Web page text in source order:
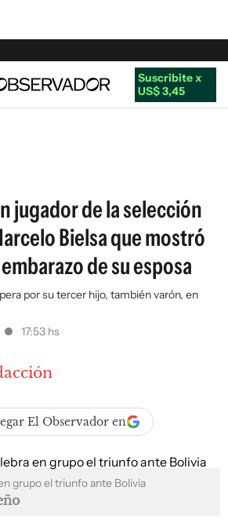
Suscribite x
US$ 3,45
jugador de la selección
Bielsa que mostró
de su esposa
por su tercer hijo, también varón, en
17:53 hs
El Observador en
grupo el triunfo ante Bolivia